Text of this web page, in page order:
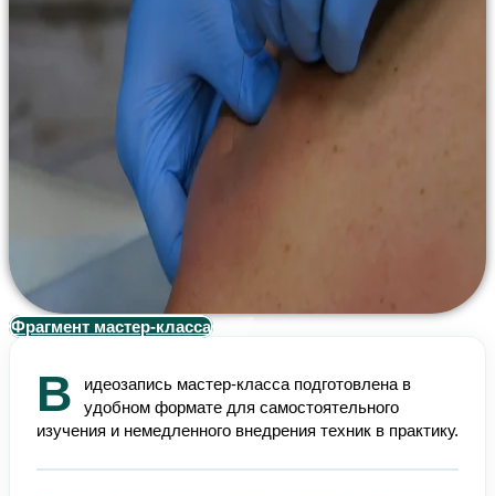
Фрагмент мастер-класса
В
идеозапись мастер-класса подготовлена в
удобном формате для самостоятельного
изучения и немедленного внедрения техник в практику.